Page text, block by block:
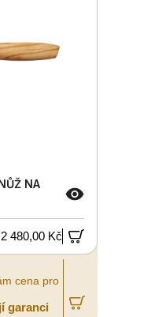
NA
2 480,00 Kč
cena pro
garanci